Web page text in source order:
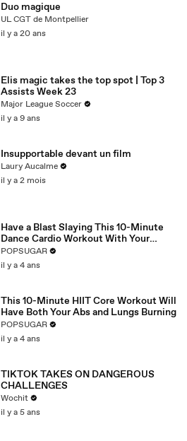
Duo magique
UL CGT de Montpellier
il y a 20 ans
Elis magic takes the top spot | Top 3
Assists Week 23
Major League Soccer
il y a 9 ans
Insupportable devant un film
Laury Aucalme
il y a 2 mois
Have a Blast Slaying This 10-Minute
Dance Cardio Workout With Your
Family
POPSUGAR
il y a 4 ans
This 10-Minute HIIT Core Workout Will
Have Both Your Abs and Lungs Burning
POPSUGAR
il y a 4 ans
TIKTOK TAKES ON DANGEROUS
CHALLENGES
Wochit
il y a 5 ans